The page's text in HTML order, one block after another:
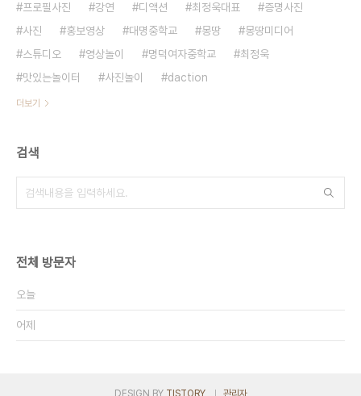
프로필사진
강연 디액션 최정욱대표
증명사진
사진
홍보영상 대명중학교 몽땅
몽땅미디어
스튜디오
영상놀이 명덕여자중학교
최정욱
맛있는놀이터
사진놀이 daction
더보기
검색
전체 방문자
오늘
어제
DESIGN BY TISTORY 관리자